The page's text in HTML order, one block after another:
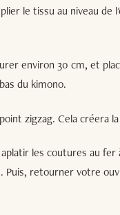
le tissu au niveau de
environ 30 cm, et
du kimono.
zigzag. Cela créera
les coutures au
Puis, retourner votre